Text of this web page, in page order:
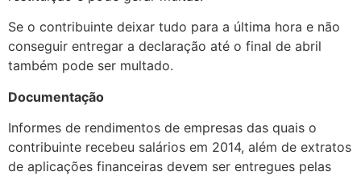
Se o contribuinte deixar tudo para a última hora e não
conseguir entregar a declaração até o final de abril
também pode ser multado.
Documentação
Informes de rendimentos de empresas das quais o
contribuinte recebeu salários em 2014, além de extratos
de aplicações financeiras devem ser entregues pelas